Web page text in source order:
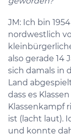
JM: Ich bin
nordwestlich
also gerade 14
sich damals in
Land
dass es
Klassenkampf
ist (lacht laut).
und konnte